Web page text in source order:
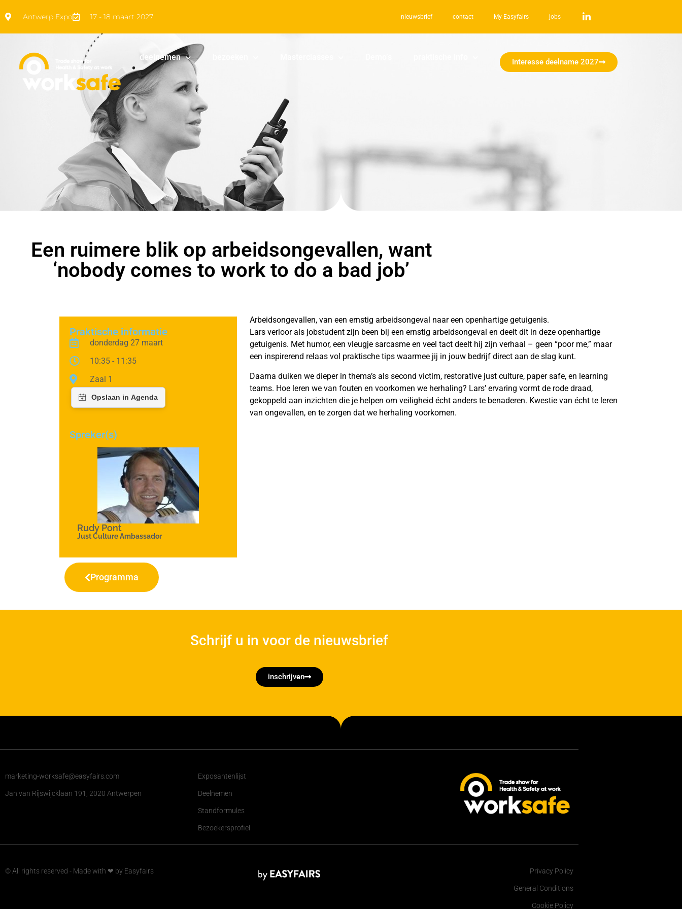
Antwerp Expo 17 - 18 maart 2027 nieuwsbrief contact My Easyfairs jobs
deelnemen Interesse deelname 2027
Een ruimere blik op arbeidsongevallen, want
‘nobody comes to work to do a bad job’
Praktische informatie
donderdag 27 maart
10:35 - 11:35
Zaal 1
Spreker(s)
Rudy Pont
Just Culture Ambassador
Programma
Arbeidsongevallen, van een ernstig arbeidsongeval naar een openhartige getuigenis.
Lars verloor als jobstudent zijn been bij een ernstig arbeidsongeval en deelt dit in deze openhartige
getuigenis. Met humor, een vleugje sarcasme en veel tact deelt hij zijn verhaal – geen “poor me,” maar
een inspirerend relaas vol praktische tips waarmee jij in jouw bedrijf direct aan de slag kunt.
Daarna duiken we dieper in thema’s als second victim, restorative just culture, paper safe, en learning
teams. Hoe leren we van fouten en voorkomen we herhaling? Lars’ ervaring vormt de rode draad,
gekoppeld aan inzichten die je helpen om veiligheid écht anders te benaderen. Kwestie van écht te leren
van ongevallen, en te zorgen dat we herhaling voorkomen.
Schrijf u in voor de nieuwsbrief
inschrijven
marketing-worksafe@easyfairs.com
Jan van Rijswijcklaan 191, 2020 Antwerpen
Exposantenlijst
Deelnemen
Standformules
Bezoekersprofiel
© All rights reserved - Made with ❤ by Easyfairs Privacy Policy
General Conditions
Cookie Policy